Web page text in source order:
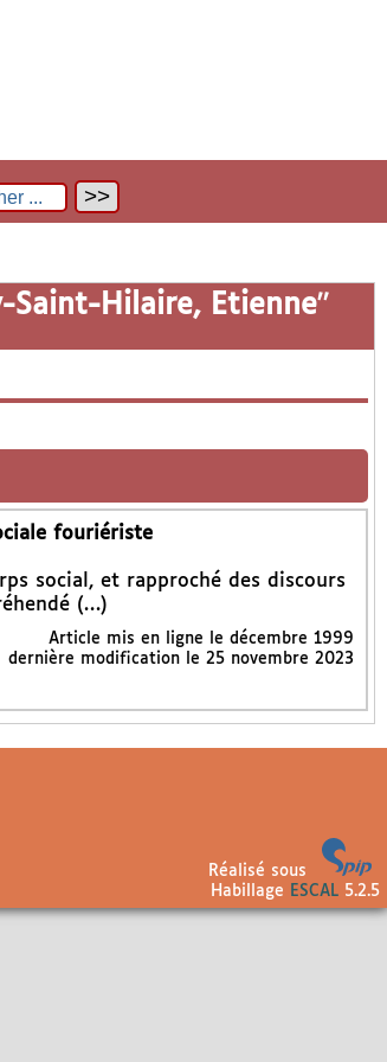
Saint-Hilaire, Etienne"
fouriériste
social, et rapproché des discours
(…)
Article mis en ligne le décembre 1999
dernière modification le 25 novembre 2023
Réalisé sous
Habillage
ESCAL5.2.5